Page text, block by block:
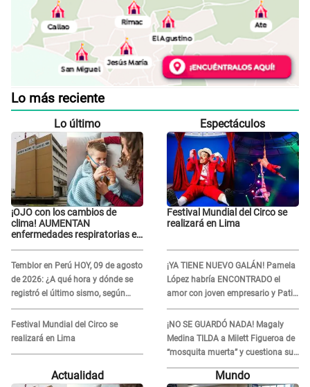
Lo más reciente
Lo último
¡OJO con los cambios de
clima! AUMENTAN
enfermedades respiratorias en
Temblor en Perú HOY, 09 de agosto
de 2026: ¿A qué hora y dónde se
registró el último sismo, según
IGP?
Festival Mundial del Circo se
realizará en Lima
Espectáculos
Festival Mundial del Circo se
realizará en Lima
¡YA TIENE NUEVO GALÁN! Pamela
López habría ENCONTRADO el
amor con joven empresario y Pati
Lorena la ECHA en VIVO
¡NO SE GUARDÓ NADA! Magaly
Medina TILDA a Milett Figueroa de
“mosquita muerta” y cuestiona su
RECONCILIACIÓN con Marcelo
Tinelli en TV argentina
Actualidad Mundo